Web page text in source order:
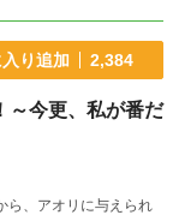
り追加 2,384
～今更、私が番だ
、アオリに与えられ